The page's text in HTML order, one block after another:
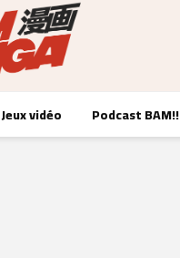
Jeux vidéo Podcast BAM!!